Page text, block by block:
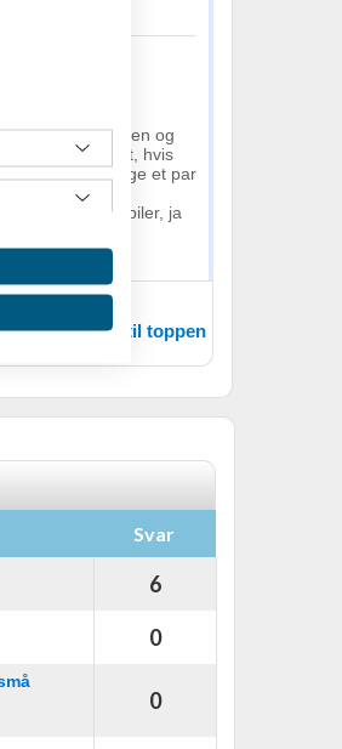
der ser den og
kr. lyder billigt, hvis
de ansatte lege et par
+ reklamer på biler, ja
Tilbage til toppen
Svar
6
0
0